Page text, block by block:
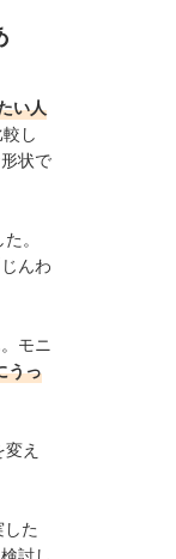
い人
し
状で
。
んわ
モニ
うっ
え
た
討し